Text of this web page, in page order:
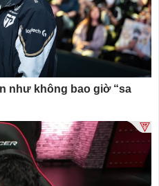
như không bao giờ “sa